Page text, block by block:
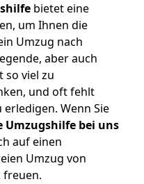
bietet eine
um Ihnen die
Umzug nach
aber auch
so viel zu
und oft fehlt
Wenn Sie
Umzugshilfe bei uns
auf einen
Umzug von
freuen.